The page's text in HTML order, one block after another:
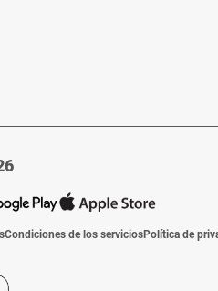
Condiciones de los serviciosPolítica de